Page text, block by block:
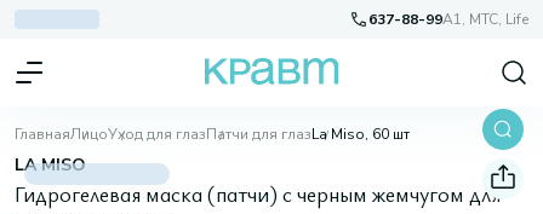
637-88-99A1, МТС, Life
ГлавнаяЛицоУход для глазПатчи для глазLa Miso, 60 шт
LA MISO
Гидрогелевая маска (патчи) с черным жемчугом для